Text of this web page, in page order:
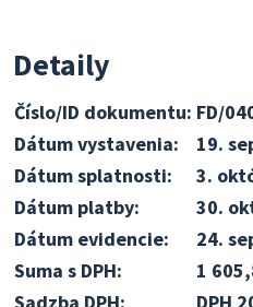
Detaily
Číslo/ID dokumentu: FD/
Dátum vystavenia:
19.
Dátum splatnosti:
3.
Dátum platby:
30.
Dátum evidencie:
24.
Suma s DPH:
1
Sadzba DPH:
DPH